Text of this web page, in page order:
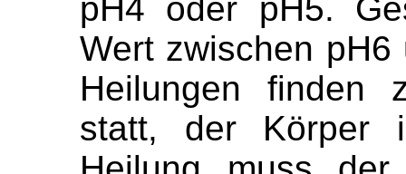
pH4 oder pH5.
Wert zwischen
Heilungen finden
statt, der Körper